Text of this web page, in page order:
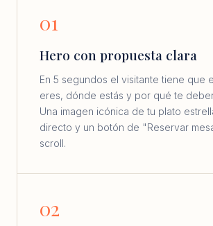
01
Hero con propuesta clara
En 5 segundos el visitante tiene que
eres, dónde estás y por qué te
Una imagen icónica de tu plato
directo y un botón de "Reservar
scroll.
02